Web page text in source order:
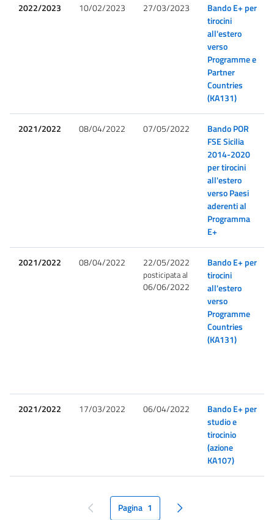
2022/2023 10/02/2023 27/03/2023
Bando E+ per
tirocini
all'estero
verso
Programme e
Partner
Countries
(KA131)
2021/2022 08/04/2022 07/05/2022
Bando POR
FSE Sicilia
2014-2020
per tirocini
all'estero
verso Paesi
aderenti al
Programma
E+
2021/2022 08/04/2022 22/05/2022
posticipata al
06/06/2022
Bando E+ per
tirocini
all'estero
verso
Programme
Countries
(KA131)
2021/2022 17/03/2022 06/04/2022
Bando E+ per
studio e
tirocinio
(azione
KA107)
pagina precedente
Pagina 1 pagina seguente